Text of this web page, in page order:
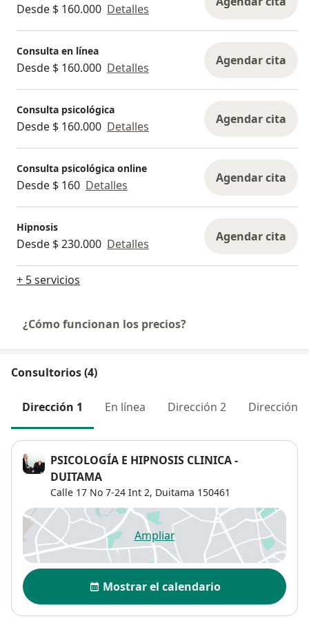
Desde $ 160.000 Detalles
Consulta en línea
Desde $ 160.000 Detalles Agendar cita
Consulta psicológica
Desde $ 160.000 Detalles Agendar cita
Consulta psicológica online
Desde $ 160 Detalles Agendar cita
Hipnosis
Desde $ 230.000 Detalles Agendar cita
+ 5 servicios
¿Cómo funcionan los precios?
Consultorios (4)
Dirección 1 En línea Dirección 2 Dirección 3
PSICOLOGÍA E HIPNOSIS CLINICA -
DUITAMA
Calle 17 No 7-24 Int 2, Duitama 150461
Ampliarse abre en una nueva
Disponibilidad
Mostrar el calendario